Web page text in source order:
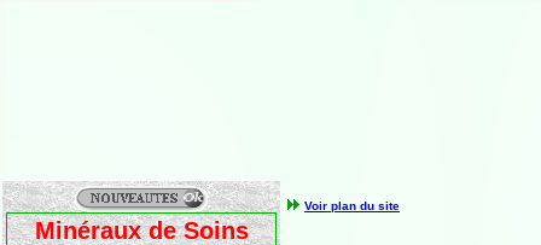
Minéraux de Soins
Voir plan du site